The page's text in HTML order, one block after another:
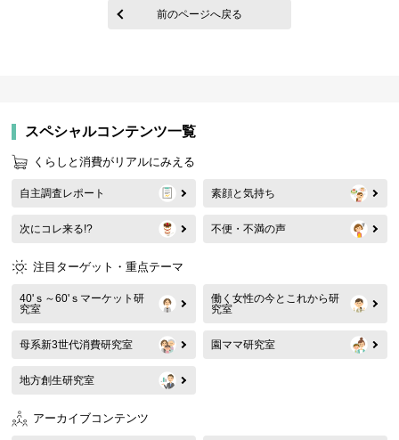
前のページへ戻る
スペシャルコンテンツ一覧
くらしと消費がリアルにみえる
自主調査レポート 素顔と気持ち
次にコレ来る!? 不便・不満の声
注目ターゲット・重点テーマ
40'ｓ～60'ｓマーケット研
究室
働く女性の今とこれから研
究室
母系新3世代消費研究室 園ママ研究室
地方創生研究室
アーカイブコンテンツ